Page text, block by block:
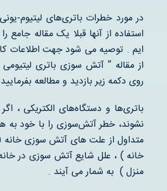
در مورد خطرات باتری‌های لیتیوم-
استفاده از آنها قبلا یک مقاله جامع
ایم . توصیه می شود جهت اطلاعات
از مقاله ” آتش سوزی باتری
روی دکمه زیر بازدید و مطالعه
باتری‌ها و دستگاه‌های الکتریکی ،
نشوند، خطر آتش‌سوزی را با خود به
متداول از علت های آتش سوزی
خانه ) ، علل شایع آتش سوزی در
منزل ) به شمار می آیند .